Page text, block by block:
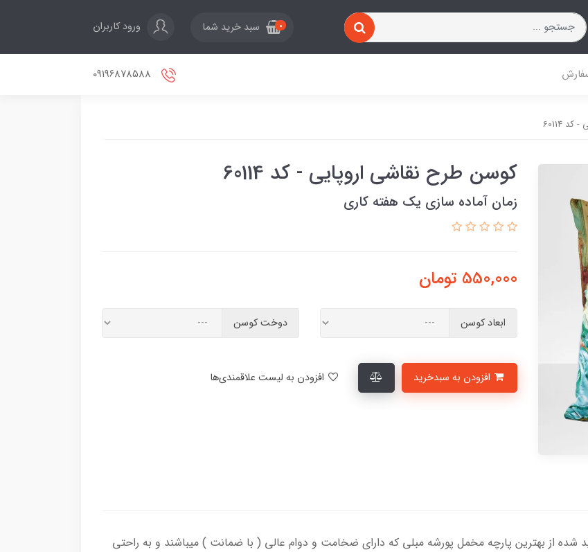
0 سبد خرید شما ورود کاربران
60114
کوسن طرح نقاشی اروپایی - کد 60114
زمان آماده سازی یک هفته کاری
550,000 تومان
ابعاد کوسن دوخت کوسن
شده از بهترین پارچه مخمل پورشه مبلی که دارای ضخامت و دوام عالی ( با ضمانت ) میباشند و به راحتی